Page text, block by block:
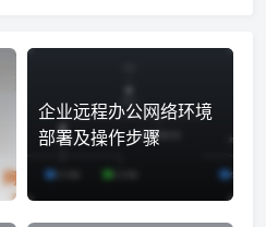
企业远程办公网络环境
部署及操作步骤